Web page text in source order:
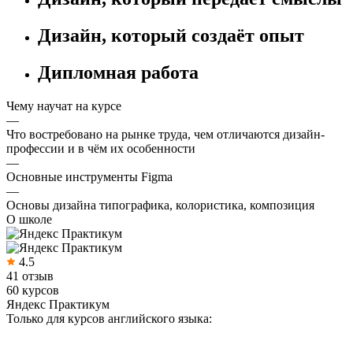
Дизайн, который создаёт опыт
Дипломная работа
Чему научат на курсе
—
Что востребовано на рынке труда, чем отличаются дизайн-
профессии и в чём их особенности
—
Основные инструменты Figma
—
Основы дизайна типографика, колористика, композиция
О школе
4.5
41 отзыв
60 курсов
Яндекс Практикум
Только для курсов английского языка: